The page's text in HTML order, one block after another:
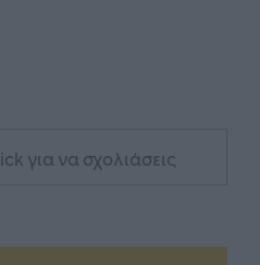
για να σχολιάσεις